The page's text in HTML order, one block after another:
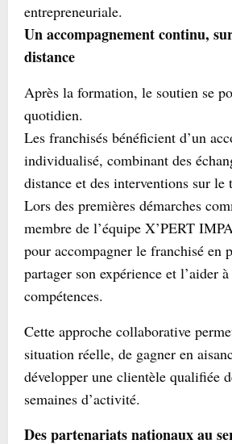
entrepreneuriale.
Un accompagnement continu,
distance
Après la formation, le soutien se
quotidien.
Les franchisés bénéficient d’un
individualisé, combinant des
distance et des interventions sur le
Lors des premières démarches
membre de l’équipe X’PERT
pour accompagner le franchisé en
partager son expérience et l’aider
compétences.
Cette approche collaborative
situation réelle, de gagner en
développer une clientèle qualifiée
semaines d’activité.
Des partenariats nationaux au